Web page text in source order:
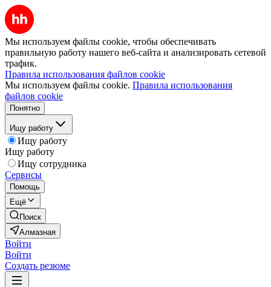
Мы используем файлы cookie, чтобы обеспечивать
правильную работу нашего веб-сайта и анализировать сетевой
трафик.
Правила использования файлов cookie
Мы используем файлы cookie. Правила использования
файлов cookie
Понятно
Ищу работу
Ищу работу
Ищу работу
Ищу сотрудника
Сервисы
Помощь
Ещё
Поиск
Алмазная
Войти
Войти
Создать резюме